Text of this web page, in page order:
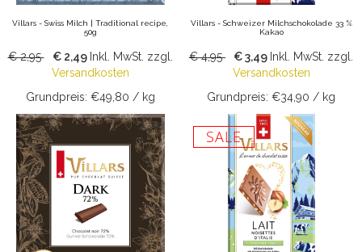
Villars - Swiss Milch | Traditional recipe,
50g
€ 2,95 € 2,49 Inkl. MwSt. zzgl.
Versandkosten
Grundpreis: €49,80 / kg
Villars - Schweizer Milchschokolade 33 %
Kakao
€ 4,95 € 3,49 Inkl. MwSt. zzgl.
Versandkosten
Grundpreis: €34,90 / kg
SALE